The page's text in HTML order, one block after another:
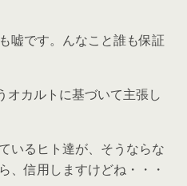
嘘です。んなこと誰も保証
オカルトに基づいて主張し
いるヒト達が、そうならな
、信用しますけどね・・・